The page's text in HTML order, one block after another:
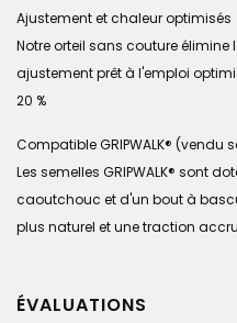
Ajustement et chaleur optimisés
Notre orteil sans couture élimine
ajustement prêt à l'emploi
20 %
Compatible GRIPWALK® (vendu
Les semelles GRIPWALK® sont
caoutchouc et d'un bout à
plus naturel et une traction
ÉVALUATIONS